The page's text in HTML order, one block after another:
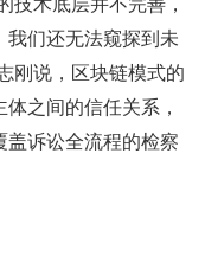
术底层并不完善，
我们还无法窥探到未
刚说，区块链模式的
之间的信任关系，
盖诉讼全流程的检察